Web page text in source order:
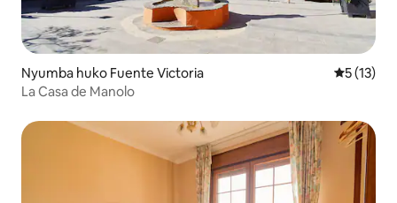
Nyumba huko Fuente Victoria Ukadiriaji
5 (13)
La Casa de Manolo